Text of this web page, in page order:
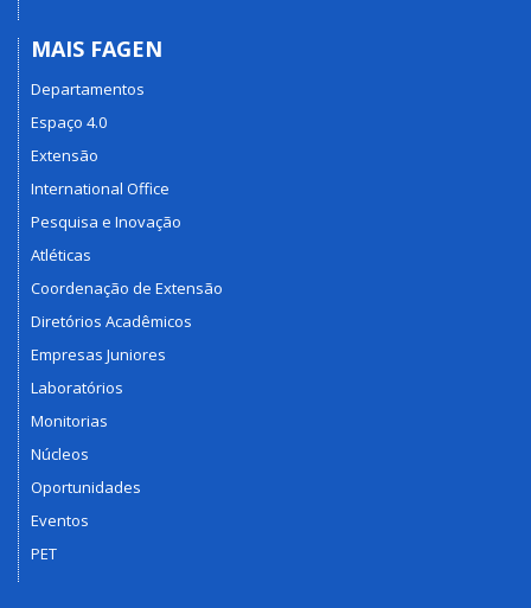
MAIS FAGEN
Departamentos
Espaço 4.0
Extensão
International Office
Pesquisa e Inovação
Atléticas
Coordenação de Extensão
Diretórios Acadêmicos
Empresas Juniores
Laboratórios
Monitorias
Núcleos
Oportunidades
Eventos
PET